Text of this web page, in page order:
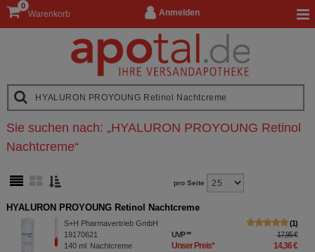
Anmelden
Warenkorb
0
Sie suchen nach: „HYALURON PROYOUNG Retinol
Nachtcreme“
pro Seite
HYALURON PROYOUNG Retinol Nachtcreme
S+H Pharmavertrieb GmbH
19170621
140 ml Nachtcreme
1
UVP** 17,95 €
Unser Preis* 14,36 €